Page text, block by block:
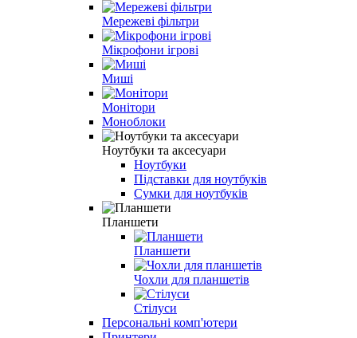
Мережеві фільтри
Мікрофони ігрові
Миші
Монітори
Моноблоки
Ноутбуки та аксесуари
Ноутбуки
Підставки для ноутбуків
Сумки для ноутбуків
Планшети
Планшети
Чохли для планшетів
Стілуси
Персональні комп'ютери